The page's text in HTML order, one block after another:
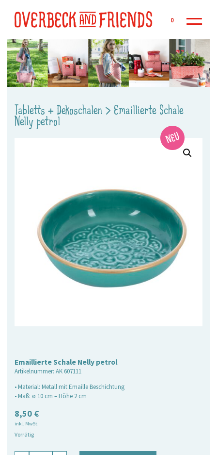
0
Tabletts + Dekoschalen > Emaillierte Schale
Nelly petrol
Emaillierte Schale Nelly petrol
Artikelnummer: AK 607111
• Material: Metall mit Emaille Beschichtung
• Maß: ø 10 cm – Höhe 2 cm
8,50 €
inkl. MwSt.
Vorrätig